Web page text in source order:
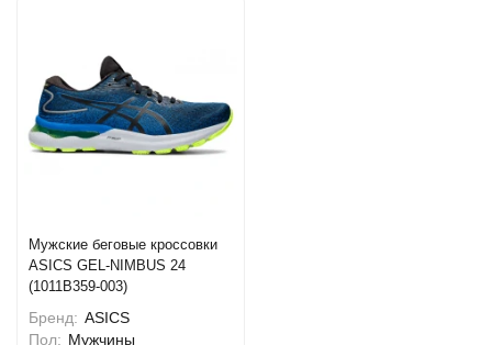
Мужские беговые кроссовки
ASICS GEL-NIMBUS 24
(1011B359-003)
Бренд: ASICS
Пол: Мужчины